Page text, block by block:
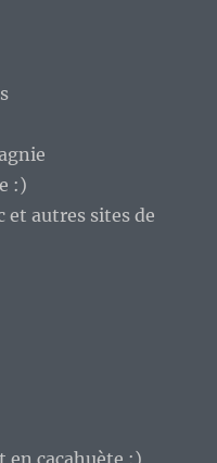
cacahuète :)
des humains :)
logiciel libre
(K/X/Edu/buntu)